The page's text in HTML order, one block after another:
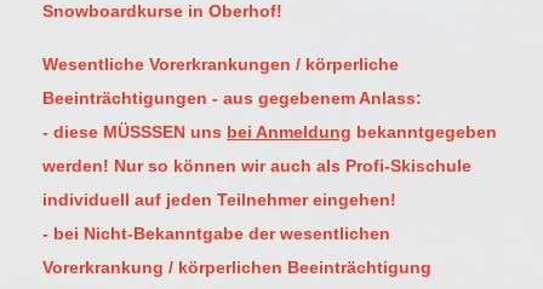
Snowboardkurse in Oberhof!
Wesentliche Vorerkrankungen / körperliche
Beeinträchtigungen - aus gegebenem Anlass:
- diese MÜSSSEN uns bei Anmeldung bekanntgegeben
werden! Nur so können wir auch als Profi-Skischule
individuell auf jeden Teilnehmer eingehen!
- bei Nicht-Bekanntgabe der wesentlichen
Vorerkrankung / körperlichen Beeinträchtigung